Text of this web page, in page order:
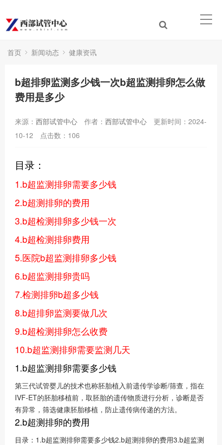
首页 新闻动态 健康资讯
b超排卵监测多少钱一次b超监测排卵怎么做
费用是多少
来源： 西部试管中心 作者： 西部试管中心
更新时间：2024-
10-12
点击数： 106
目录：
1.b超监测排卵需要多少钱
2.b超测排卵的费用
3.b超检测排卵多少钱一次
4.b超检测排卵费用
5.医院b超监测排卵多少钱
6.b超监测排卵贵吗
7.检测排卵b超多少钱
8.b超排卵监测要做几次
9.b超检测排卵怎么收费
10.b超监测排卵需要监测几天
1.b超监测排卵需要多少钱
第三代试管婴儿的技术也称胚胎植入前遗传学诊断/筛查，指在
IVF-ET的胚胎移植前，取胚胎的遗传物质进行分析，诊断是否
有异常，筛选健康胚胎移植，防止遗传病传递的方法。
2.b超测排卵的费用
目录：1.b超监测排卵需要多少钱2.b超测排卵的费用3.b超监测